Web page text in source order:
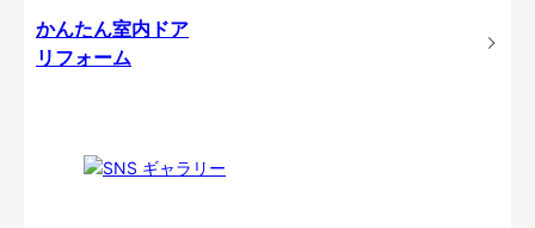
かんたん室内ドア
リフォーム